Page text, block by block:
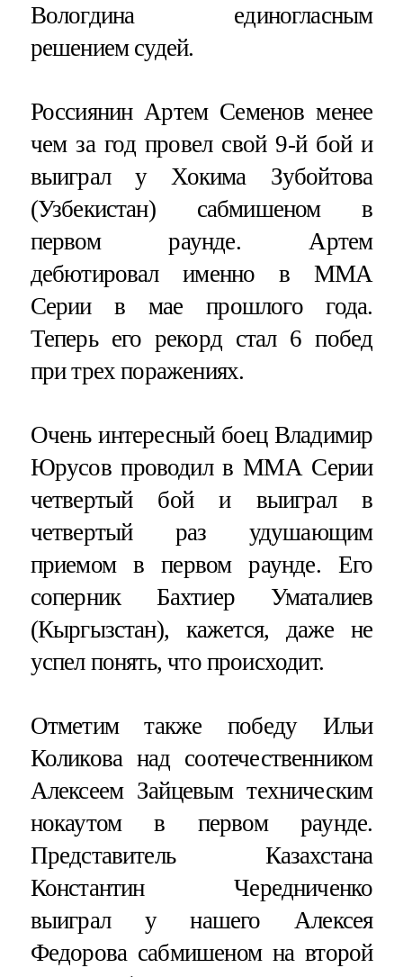
Вологдина единогласным
решением судей.
Россиянин Артем Семенов менее
чем за год провел свой 9-й бой и
выиграл у Хокима Зубойтова
(Узбекистан) сабмишеном в
первом раунде. Артем
дебютировал именно в ММА
Серии в мае прошлого года.
Теперь его рекорд стал 6 побед
при трех поражениях.
Очень интересный боец Владимир
Юрусов проводил в ММА Серии
четвертый бой и выиграл в
четвертый раз удушающим
приемом в первом раунде. Его
соперник Бахтиер Уматалиев
(Кыргызстан), кажется, даже не
успел понять, что происходит.
Отметим также победу Ильи
Коликова над соотечественником
Алексеем Зайцевым техническим
нокаутом в первом раунде.
Представитель Казахстана
Константин Чередниченко
выиграл у нашего Алексея
Федорова сабмишеном на второй